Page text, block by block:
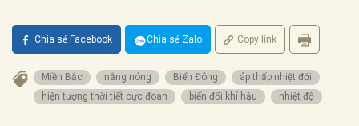
Chia sẻ Facebook Chia sẻ Zalo Copy link
Miền Bắc nắng nóng Biển Đông
áp thấp nhiệt đới
hiện tượng thời tiết cực đoan
biến đổi khí hậu nhiệt độ